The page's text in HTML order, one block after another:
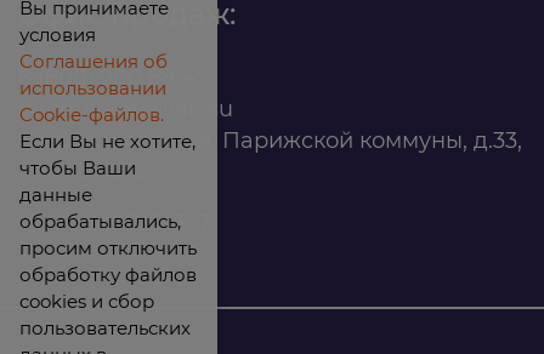
Офис продаж:
infomarket@ilan.su
г. Красноярск, ул. Парижской коммуны, д.33,
помещ. 302
ИНН: 2465263327
Вы принимаете
условия
Соглашения об
использовании
Cookie-файлов.
Если Вы не хотите,
чтобы Ваши
данные
обрабатывались,
просим отключить
обработку файлов
cookies и сбор
пользовательских